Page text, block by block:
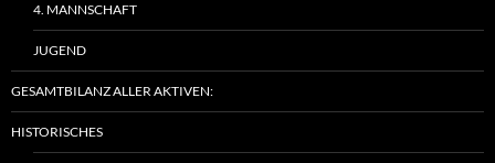
4. MANNSCHAFT
JUGEND
GESAMTBILANZ ALLER AKTIVEN:
HISTORISCHES